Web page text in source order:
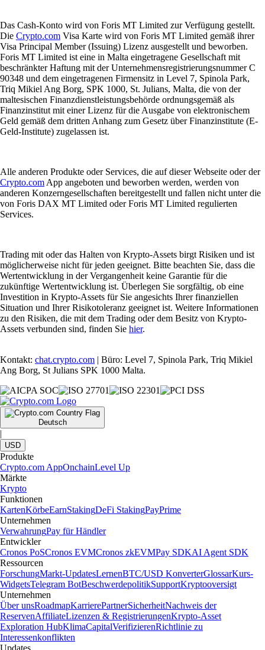
Das Cash-Konto wird von Foris MT Limited zur Verfügung gestellt.
Die Crypto.com Visa Karte wird von Foris MT Limited gemäß ihrer
Visa Principal Member (Issuing) Lizenz ausgestellt und beworben.
Foris MT Limited ist eine in Malta eingetragene Gesellschaft mit
beschränkter Haftung mit der Unternehmensregistrierungsnummer C
90348 und dem eingetragenen Firmensitz in Level 7, Spinola Park,
Triq Mikiel Ang Borg, SPK 1000, St. Julians, Malta, die von der
maltesischen Finanzdienstleistungsbehörde ordnungsgemäß als
Finanzinstitut mit einer Lizenz für die Ausgabe von elektronischem
Geld gemäß dem dritten Anhang zum Gesetz über Finanzinstitute (E-
Geld-Institute) zugelassen ist.
Alle anderen Produkte oder Services, die auf dieser Webseite oder der
Crypto.com App angeboten und beworben werden, werden von
anderen Konzerngesellschaften bereitgestellt und fallen nicht unter die
von Foris DAX MT Limited oder Foris MT Limited regulierten
Services.
Trading mit oder das Halten von Krypto-Assets birgt Risiken und ist
möglicherweise nicht für jeden geeignet. Bitte beachten Sie, dass die
Wertentwicklung in der Vergangenheit keine Garantie für die
zukünftige Wertentwicklung ist. Überlegen Sie sorgfältig, ob eine
Investition in Krypto-Assets für Sie angesichts Ihrer finanziellen
Situation und Ihrer Risikotoleranz geeignet ist. Weitere Informationen
zu den Risiken, die mit dem Trading oder dem Besitz von Krypto-
Assets verbunden sind, finden Sie hier.
Kontakt: chat.crypto.com | Büro: Level 7, Spinola Park, Triq Mikiel
Ang Borg, St Julians SPK 1000 Malta.
Deutsch
|
USD
Produkte
Crypto.com AppOnchainLevel Up
Märkte
Krypto
Funktionen
KartenKörbeEarnStakingDeFi StakingPayPrime
Unternehmen
VerwahrungPay für Händler
Entwickler
Cronos PoSCronos EVMCronos zkEVMPay SDKAI Agent SDK
Ressourcen
ForschungMarkt-UpdatesLernenBTC/USD KonverterGlossarKurs-
WidgetsTelegram BotBeschwerdepolitikSupportKryptooversigt
Unternehmen
Über unsRoadmapKarrierePartnerSicherheitNachweis der
ReservenAffiliateLizenzen & RegistrierungenKrypto-Asset
Exploration HubKlimaCapitalVerifizierenRichtlinie zu
Interessenkonflikten
Updates